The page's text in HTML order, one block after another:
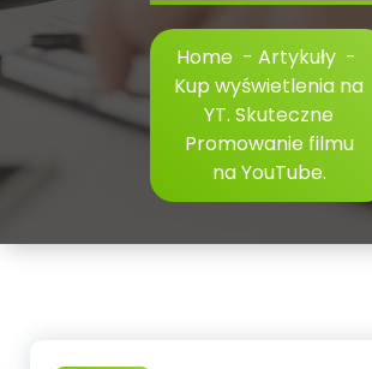
Home - Artykuły -
Kup wyświetlenia na
YT. Skuteczne
Promowanie filmu
na YouTube.